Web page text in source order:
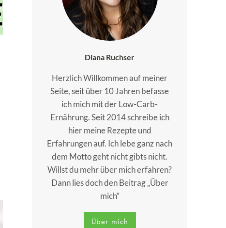
Diana Ruchser
Herzlich Willkommen auf meiner
Seite, seit über 10 Jahren befasse
ich mich mit der Low-Carb-
Ernährung. Seit 2014 schreibe ich
hier meine Rezepte und
Erfahrungen auf. Ich lebe ganz nach
dem Motto geht nicht gibts nicht.
Willst du mehr über mich erfahren?
Dann lies doch den Beitrag „Über
mich“
Über mich